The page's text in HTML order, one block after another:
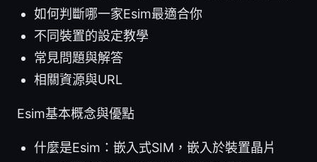
如何判斷哪一家Esim最適合你
不同裝置的設定教學
常見問題與解答
相關資源與URL
Esim基本概念與優點
什麼是Esim：嵌入式SIM，嵌入於裝置晶片